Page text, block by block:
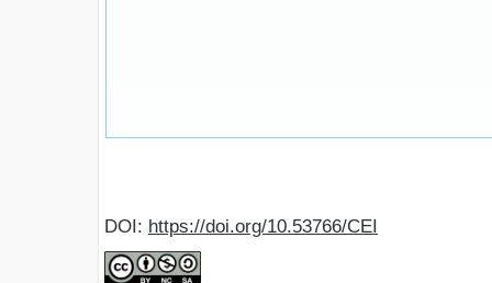
DOI: https://doi.org/10.53766/CEI